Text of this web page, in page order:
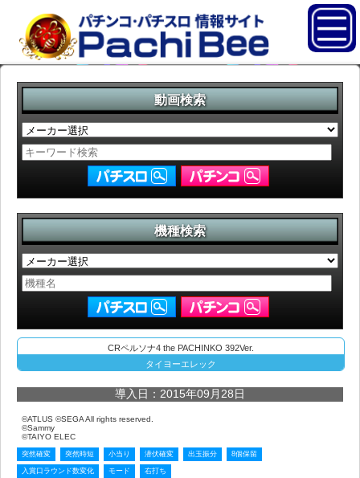
動画検索
機種検索
CRペルソナ4 the PACHINKO 392Ver.
タイヨーエレック
導入日：2015年09月28日
©ATLUS ©SEGA All rights reserved.
©Sammy
©TAIYO ELEC
突然確変 突然時短 小当り 潜伏確変 出玉振分 8個保留
入賞口ラウンド数変化 モード 右打ち